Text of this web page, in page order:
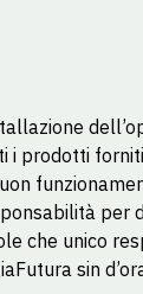
i prodotti
che unico
sin